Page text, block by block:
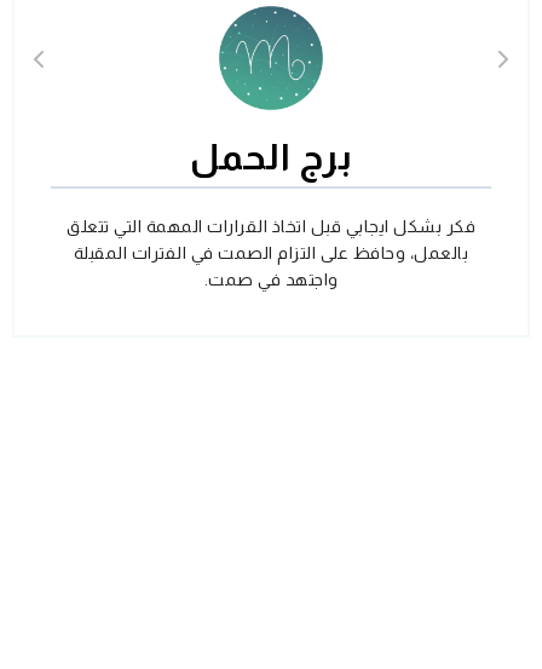
برج الحمل
فكر بشكل ايجابي قبل اتخاذ القرارات المهمة التي تتعلق
بالعمل، وحافظ على التزام الصمت في الفترات المقبلة
واجتهد في صمت.